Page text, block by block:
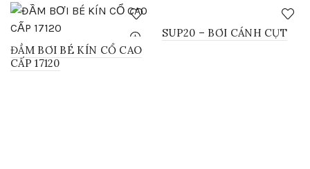
ĐẦM BƠI BÉ KÍN CỔ CAO
CẤP 17120
SUP20 – BƠI CÁNH CỤT